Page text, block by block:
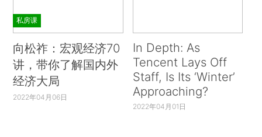
私房课
向松祚：宏观经济70
讲，带你了解国内外
经济大局
2022年04月06日
In Depth: As
Tencent Lays Off
Staff, Is Its ‘Winter’
Approaching?
2022年04月01日